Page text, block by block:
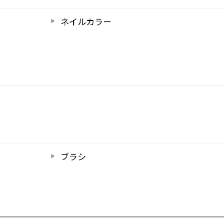
ネイルカラー
ブラシ